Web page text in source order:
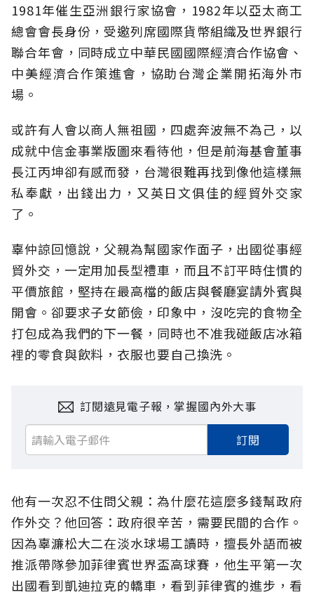
1981年催生亞洲銀行家協會，1982年以亞太商工
總會會長身份，受邀列席國際貨幣組織及世界銀行
聯合年會，同時成立中華民國國際經濟合作協會、
中美經濟合作策進會，協助台灣企業開拓海外市
場。
或許有人會以商人無祖國，四處奔波無不為己，以
成就中信金事業版圖來看待他，但是前海基會董事
長江丙坤卻有感而發，台灣很難再找到像他這樣無
私奉獻，出錢出力，又英日文俱佳的經貿外交家
了。
辜仲諒回憶說，父親為幫國家作面子，出國從事經
貿外交，一定用加長型禮車，而且不訂平時住慣的
平價旅館，堅持在最高檔的飯店與餐廳宴請外賓與
開會。卻要求子女節儉，印象中，沒吃完的食物全
打包成為我們的下一餐，同時也不准我碰飯店冰箱
裡的零食與飲料，衣服也要自己換洗。
訂閱遠見電子報，掌握國內外大事
訂閱
他有一次忍不住問父親：為什麼花這麼多錢幫政府
作外交？他回答：政府很辛苦，需要民間的合作。
因為辜濂松大二在淡水球場工讀時，擅長外語而被
推派帶隊參加菲律賓世界盃高球賽，他生平第一次
出國看到凱迪拉克的轎車，看到菲律賓的進步，看